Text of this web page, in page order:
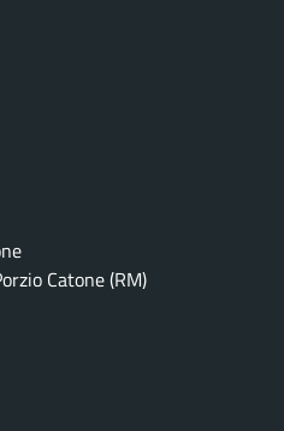
Catone (RM)